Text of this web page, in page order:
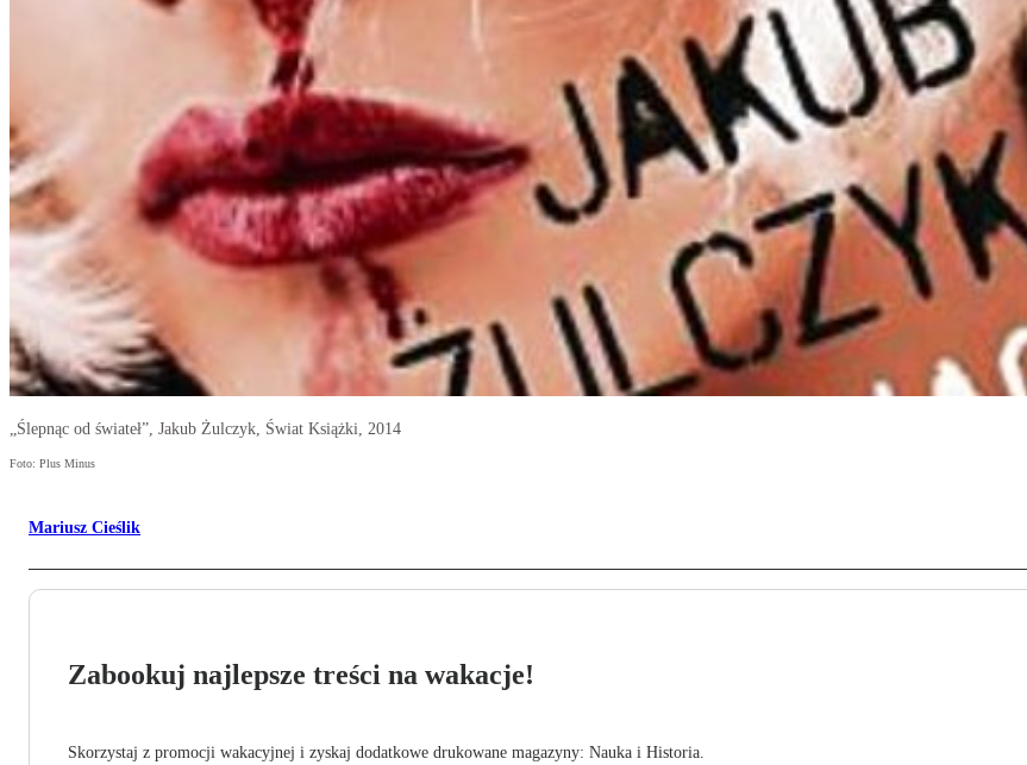
„Ślepnąc od świateł”, Jakub Żulczyk, Świat Książki, 2014
Foto: Plus Minus
Mariusz Cieślik
Zabookuj najlepsze treści na wakacje!
Skorzystaj z promocji wakacyjnej i zyskaj dodatkowe drukowane magazyny: Nauka i Historia.